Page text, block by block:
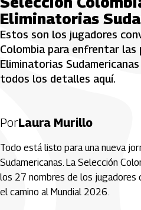
Eliminatorias
Estos son los jugadores
Colombia para enfrentar las
Eliminatorias
todos los detalles aquí.
PorLaura Murillo
Todo está listo para una nueva
Sudamericanas. La Selección
los 27 nombres de los jugadores
el camino al Mundial 2026.